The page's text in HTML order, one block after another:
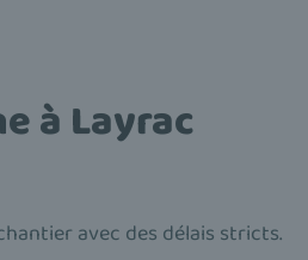
à Layrac
avec des délais stricts.